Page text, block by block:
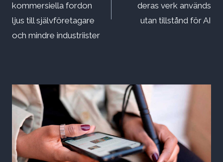
kommersiella fordon
ljus till självföretagare
och mindre industriister
deras verk används
utan tillstånd för AI